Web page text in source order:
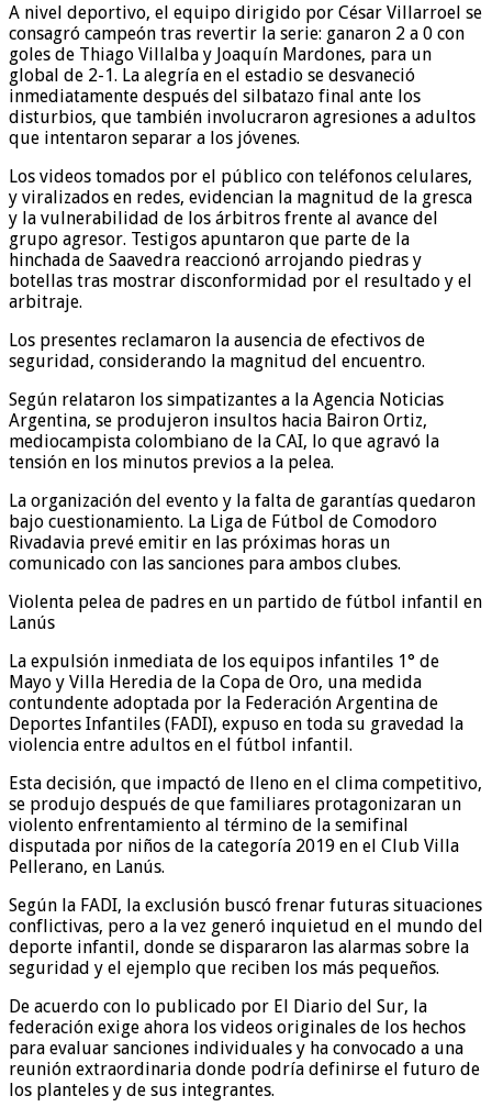
A nivel deportivo, el equipo dirigido por César Villarroel se
consagró campeón tras revertir la serie: ganaron 2 a 0 con
goles de Thiago Villalba y Joaquín Mardones, para un
global de 2-1. La alegría en el estadio se desvaneció
inmediatamente después del silbatazo final ante los
disturbios, que también involucraron agresiones a adultos
que intentaron separar a los jóvenes.
Los videos tomados por el público con teléfonos celulares,
y viralizados en redes, evidencian la magnitud de la gresca
y la vulnerabilidad de los árbitros frente al avance del
grupo agresor. Testigos apuntaron que parte de la
hinchada de Saavedra reaccionó arrojando piedras y
botellas tras mostrar disconformidad por el resultado y el
arbitraje.
Los presentes reclamaron la ausencia de efectivos de
seguridad, considerando la magnitud del encuentro.
Según relataron los simpatizantes a la Agencia Noticias
Argentina, se produjeron insultos hacia Bairon Ortiz,
mediocampista colombiano de la CAI, lo que agravó la
tensión en los minutos previos a la pelea.
La organización del evento y la falta de garantías quedaron
bajo cuestionamiento. La Liga de Fútbol de Comodoro
Rivadavia prevé emitir en las próximas horas un
comunicado con las sanciones para ambos clubes.
Violenta pelea de padres en un partido de fútbol infantil en
Lanús
La expulsión inmediata de los equipos infantiles 1° de
Mayo y Villa Heredia de la Copa de Oro, una medida
contundente adoptada por la Federación Argentina de
Deportes Infantiles (FADI), expuso en toda su gravedad la
violencia entre adultos en el fútbol infantil.
Esta decisión, que impactó de lleno en el clima competitivo,
se produjo después de que familiares protagonizaran un
violento enfrentamiento al término de la semifinal
disputada por niños de la categoría 2019 en el Club Villa
Pellerano, en Lanús.
Según la FADI, la exclusión buscó frenar futuras situaciones
conflictivas, pero a la vez generó inquietud en el mundo del
deporte infantil, donde se dispararon las alarmas sobre la
seguridad y el ejemplo que reciben los más pequeños.
De acuerdo con lo publicado por El Diario del Sur, la
federación exige ahora los videos originales de los hechos
para evaluar sanciones individuales y ha convocado a una
reunión extraordinaria donde podría definirse el futuro de
los planteles y de sus integrantes.